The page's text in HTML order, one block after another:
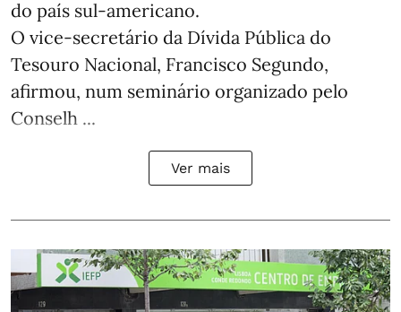
do país sul-americano.
O vice-secretário da Dívida Pública do
Tesouro Nacional, Francisco Segundo,
afirmou, num seminário organizado pelo
Conselh ...
Ver mais